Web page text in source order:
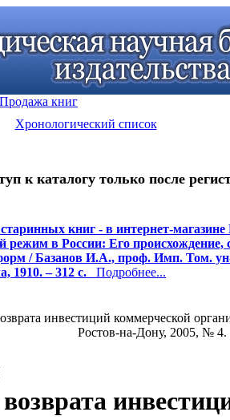
Продажа книг
Хронологический список
к каталогу только после
книг - в интернет-
в России: Его происхождение,
/ Базанов И.А., проф. Имп. Том.
1910. – 312 с. Подробнее...
инвестиций коммерческой
Ростов-на-Дону, 2005, №